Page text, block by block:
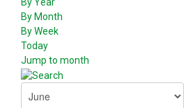
By Month
By Week
Today
Jump to month